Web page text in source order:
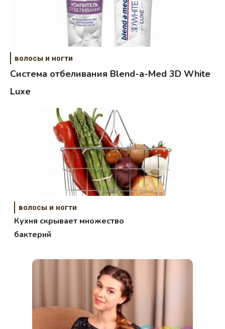
волосы и ногти
Система отбеливания Blend-a-Med 3D White
Luxe
волосы и ногти
Кухня скрывает множество
бактерий